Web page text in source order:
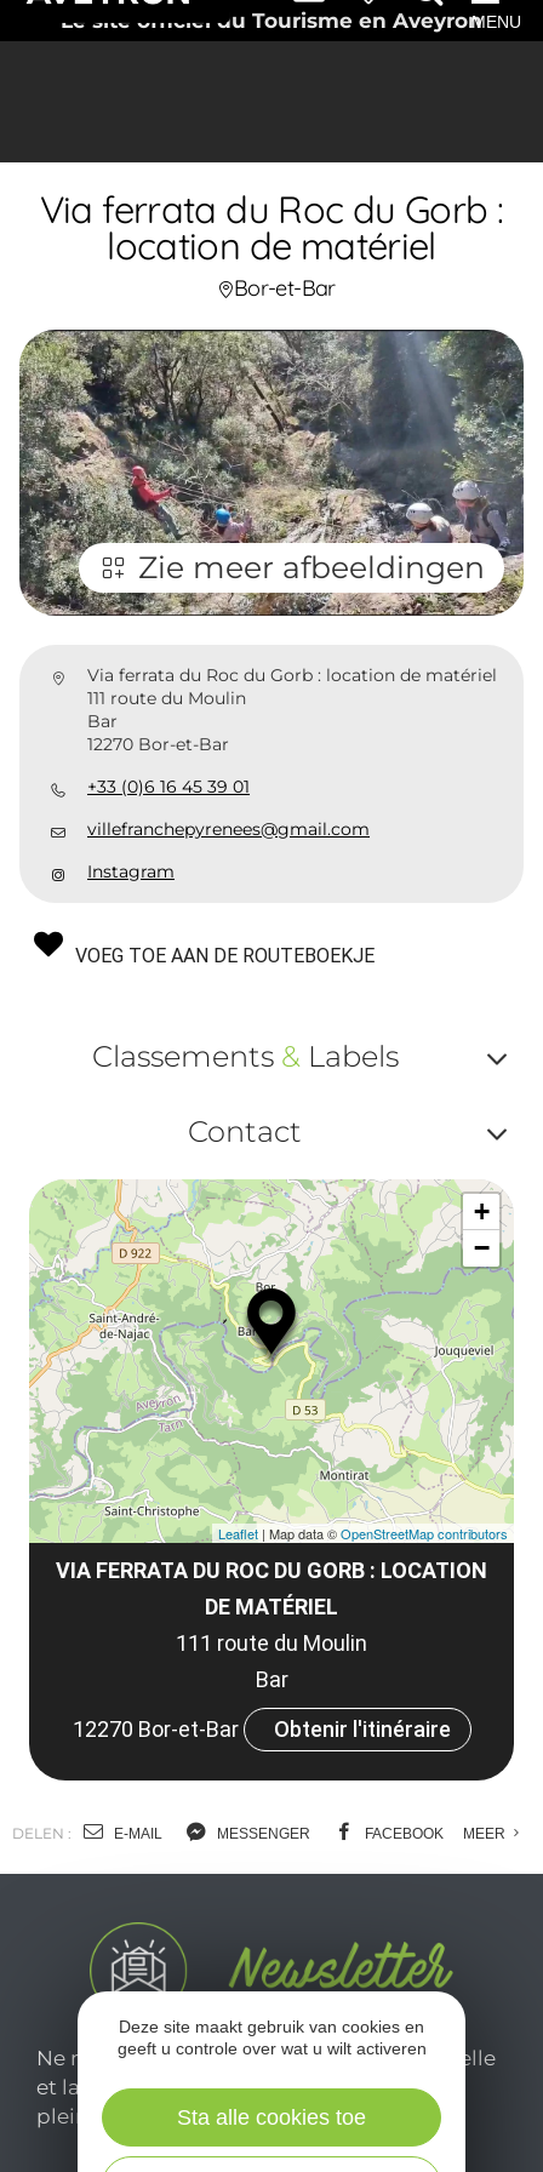
Le site officiel du Tourisme en AveyronMENU
Via ferrata du Roc du Gorb :
location de matériel
Bor-et-Bar
Zie meer afbeeldingen
Via ferrata du Roc du Gorb : location de matériel
111 route du Moulin
Bar
12270 Bor-et-Bar
+33 (0)6 16 45 39 01
villefranchepyrenees@gmail.com
Instagram
VOEG TOE AAN DE ROUTEBOEKJE
Classements & Labels
ou
Contact
ou
VIA FERRATA DU ROC DU GORB : LOCATION
DE MATÉRIEL
111 route du Moulin
Bar
12270 Bor-et-Bar
Obtenir l'itinéraire
+
−
Leaflet | Map data ©OpenStreetMap contributors
DELEN : E-MAIL MESSENGER FACEBOOK MEER
Ne manquez pas notre newsletter mensuelle
et laissez-vous inspirer pour profiter
pleinement de votre séjour en Aveyron.
Deze site maakt gebruik van cookies en
geeft u controle over wat u wilt activeren
Sta alle cookies toe